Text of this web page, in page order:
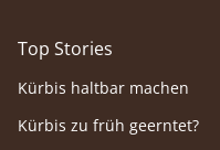
Top Stories
Kürbis haltbar machen
Kürbis zu früh geerntet?